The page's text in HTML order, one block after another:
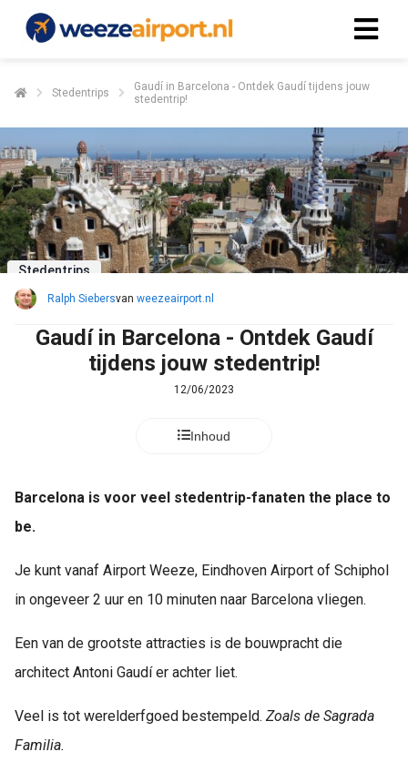
Stedentrips
Gaudí in Barcelona - Ontdek Gaudí tijdens jouw
stedentrip!
Stedentrips
Ralph Siebersvan weezeairport.nl
Gaudí in Barcelona - Ontdek Gaudí
tijdens jouw stedentrip!
12/06/2023
Inhoud
Barcelona is voor veel stedentrip-fanaten the place to
be.
Je kunt vanaf Airport Weeze, Eindhoven Airport of Schiphol
in ongeveer 2 uur en 10 minuten naar Barcelona vliegen.
Een van de grootste attracties is de bouwpracht die
architect Antoni Gaudí er achter liet.
Veel is tot werelderfgoed bestempeld. Zoals de Sagrada
Familia.